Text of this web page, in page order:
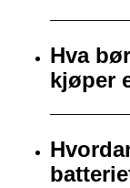
Hva
kjøper